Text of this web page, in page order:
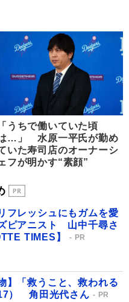
「うちで働いていた頃
…」 水原一平氏が勤め
いた寿司店のオーナーシ
フが明かす“素顔”
フレッシュにもガムを愛
ピアニスト 山中千尋さ
TIMES】
PR
】「救うこと、救われる
） 角田光代さん
PR